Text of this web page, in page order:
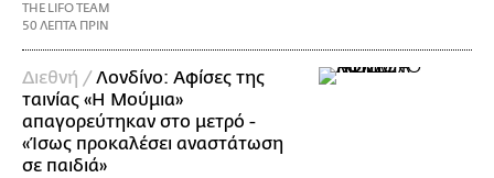
THE LIFO TEAM
50 ΛΕΠΤΑ ΠΡΙΝ
Διεθνή / Λονδίνο: Αφίσες της
ταινίας «Η Μούμια»
απαγορεύτηκαν στο μετρό -
«Ίσως προκαλέσει αναστάτωση
σε παιδιά»